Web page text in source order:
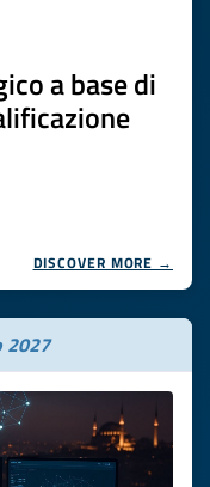
a base di
DISCOVER MORE →
2027